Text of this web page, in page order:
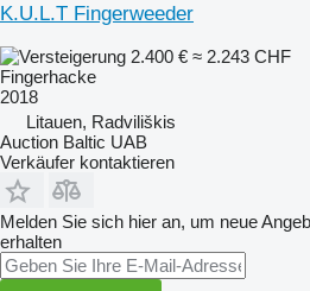
K.U.L.T Fingerweeder
2.400 € ≈ 2.243 CHF
Fingerhacke
2018
Litauen, Radviliškis
Auction Baltic UAB
Verkäufer kontaktieren
Melden Sie sich hier an, um neue
erhalten